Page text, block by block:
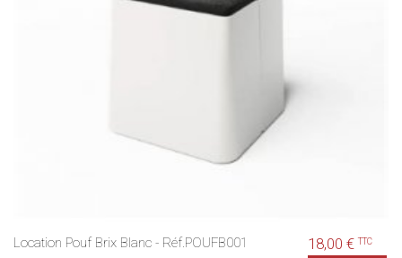
Location Pouf Brix Blanc - Réf.POUFB001 18,00 €TTC